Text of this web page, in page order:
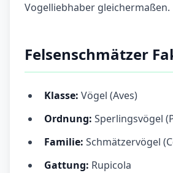
Vogelliebhaber gleichermaßen.
Felsenschmätzer
Klasse: Vögel (Aves)
Ordnung: Sperlingsvögel
Familie: Schmätzervögel
Gattung: Rupicola